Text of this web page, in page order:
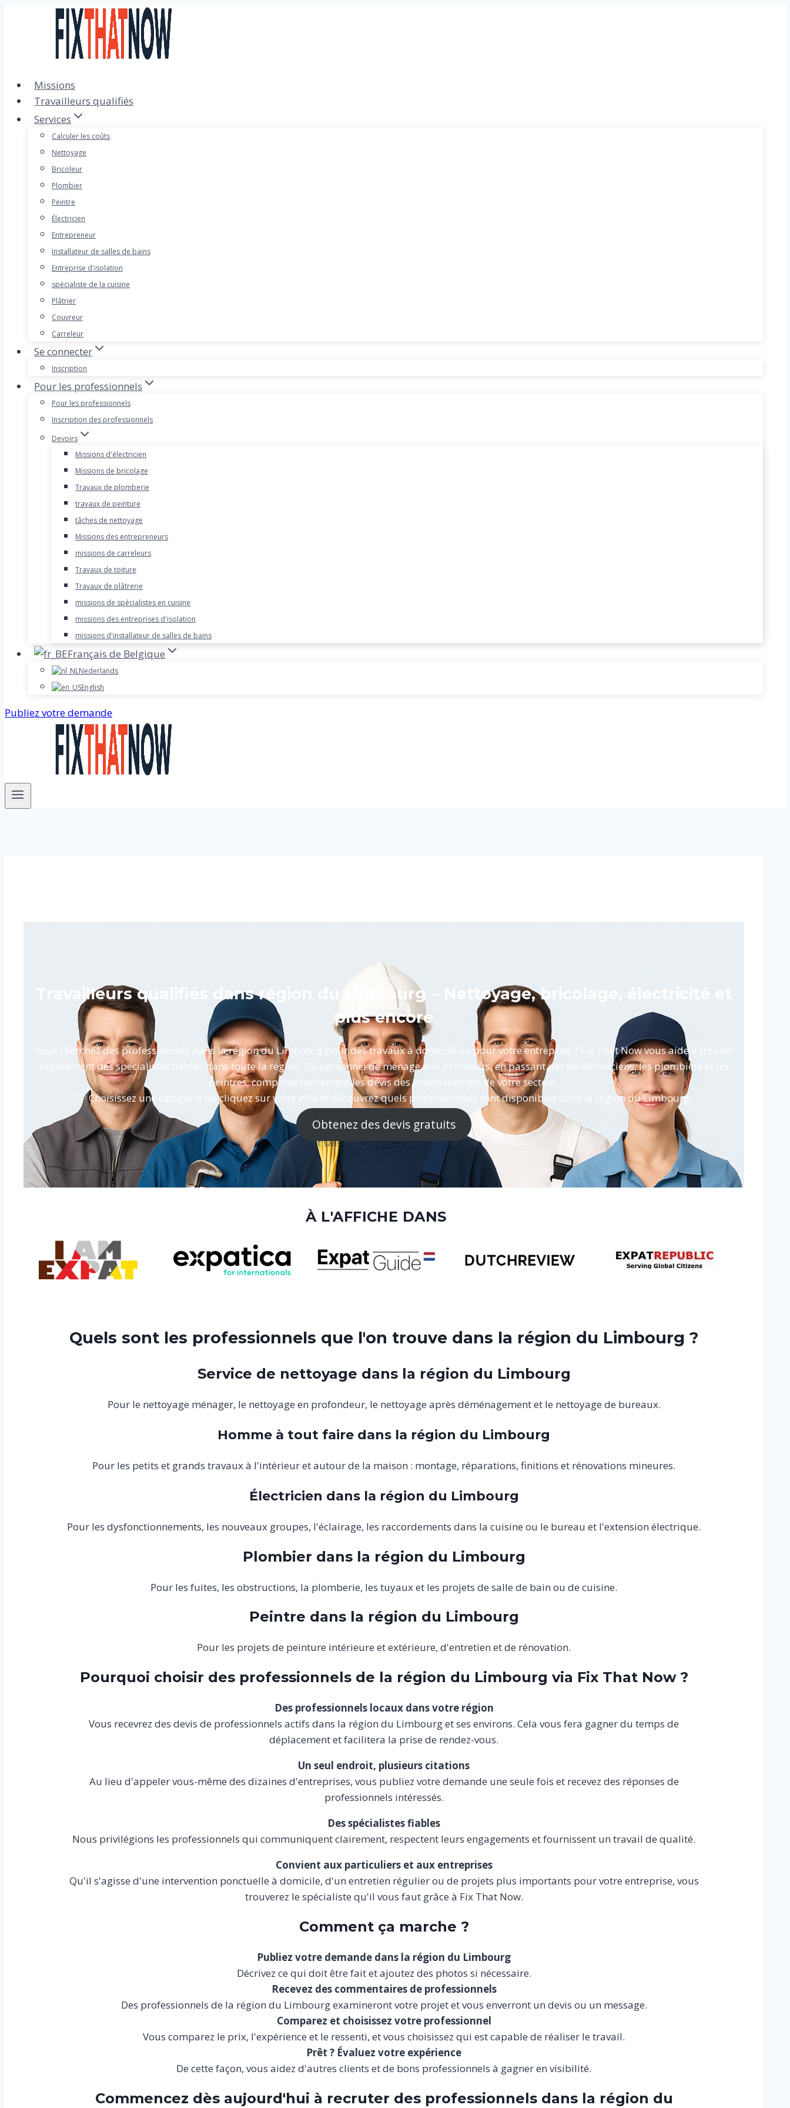
Missions
Travailleurs qualifiés
Services
Calculer les coûts
Nettoyage
Bricoleur
Plombier
Peintre
Électricien
Entrepreneur
Installateur de salles de bains
Entreprise d'isolation
spécialiste de la cuisine
Plâtrier
Couvreur
Carreleur
Se connecter
Inscription
Pour les professionnels
Pour les professionnels
Inscription des professionnels
Devoirs
Missions d'électricien
Missions de bricolage
Travaux de plomberie
travaux de peinture
tâches de nettoyage
Missions des entrepreneurs
missions de carreleurs
Travaux de toiture
Travaux de plâtrerie
missions de spécialistes en cuisine
missions des entreprises d'isolation
missions d'installateur de salles de bains
Français de Belgique
Nederlands
English
Publiez votre demande
Travailleurs qualifiés dansrégion du Limbourg
– Nettoyage, bricolage, électricité et
plus encore
Vous cherchez des professionnels dans la région du Limbourg pour des travaux à domicile ou pour votre entreprise ? Fix That Now vous aide à trouver
rapidement des spécialistes fiables dans toute la région. Du personnel de ménage aux bricoleurs, en passant par les électriciens, les plombiers et les
peintres, comparez facilement les devis des professionnels de votre secteur.
💡 Choisissez une catégorie ou cliquez sur votre ville et découvrez quels professionnels sont disponibles dans la région du Limbourg.
Obtenez des devis gratuits
Gratuit et sans engagement — vous n'êtes lié à rien
À L'AFFICHE DANS
Quels sont les professionnels que l'on trouve dans la région du Limbourg ?
Service de nettoyage dans la région du Limbourg
Pour le nettoyage ménager, le nettoyage en profondeur, le nettoyage après déménagement et le nettoyage de bureaux.
Homme à tout faire dans la région du Limbourg
Pour les petits et grands travaux à l'intérieur et autour de la maison : montage, réparations, finitions et rénovations mineures.
Électricien dans la région du Limbourg
Pour les dysfonctionnements, les nouveaux groupes, l'éclairage, les raccordements dans la cuisine ou le bureau et l'extension électrique.
Plombier dans la région du Limbourg
Pour les fuites, les obstructions, la plomberie, les tuyaux et les projets de salle de bain ou de cuisine.
Peintre dans la région du Limbourg
Pour les projets de peinture intérieure et extérieure, d'entretien et de rénovation.
Pourquoi choisir des professionnels de la région du Limbourg via Fix That Now ?
Des professionnels locaux dans votre région
Vous recevrez des devis de professionnels actifs dans la région du Limbourg et ses environs. Cela vous fera gagner du temps de
déplacement et facilitera la prise de rendez-vous.
Un seul endroit, plusieurs citations
Au lieu d'appeler vous-même des dizaines d'entreprises, vous publiez votre demande une seule fois et recevez des réponses de
professionnels intéressés.
Des spécialistes fiables
Nous privilégions les professionnels qui communiquent clairement, respectent leurs engagements et fournissent un travail de qualité.
Convient aux particuliers et aux entreprises
Qu'il s'agisse d'une intervention ponctuelle à domicile, d'un entretien régulier ou de projets plus importants pour votre entreprise, vous
trouverez le spécialiste qu'il vous faut grâce à Fix That Now.
Comment ça marche ?
Publiez votre demande dans la région du Limbourg
Décrivez ce qui doit être fait et ajoutez des photos si nécessaire.
Recevez des commentaires de professionnels
Des professionnels de la région du Limbourg examineront votre projet et vous enverront un devis ou un message.
Comparez et choisissez votre professionnel
Vous comparez le prix, l'expérience et le ressenti, et vous choisissez qui est capable de réaliser le travail.
Prêt ? Évaluez votre expérience
De cette façon, vous aidez d'autres clients et de bons professionnels à gagner en visibilité.
Commencez dès aujourd'hui à recruter des professionnels dans la région du